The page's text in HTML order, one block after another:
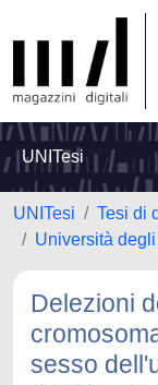
UNITesi
UNITesi
Tesi di
Università
Delezioni
sesso